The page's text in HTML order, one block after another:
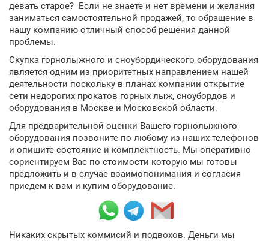
девать старое? Если не знаете и нет времени и желания
заниматься самостоятельной продажей, то обращение в
нашу компанию отличный способ решения данной
проблемы.
Скупка горнолыжного и сноубордического оборудования
является одним из приоритетных направлением нашей
деятельности поскольку в планах компании открытие
сети недорогих прокатов горных лыж, сноубордов и
оборудования в Москве и Московской области.
Для предварительной оценки Вашего горнолыжного
оборудования позвоните по любому из наших телефонов
и опишите состояние и комплектность. Мы оперативно
сориентируем Вас по стоимости которую мы готовы
предложить и в случае взаимопонимания и согласия
приедем к вам и купим оборудование.
Никаких скрытых коммисий и подвохов. Деньги мы